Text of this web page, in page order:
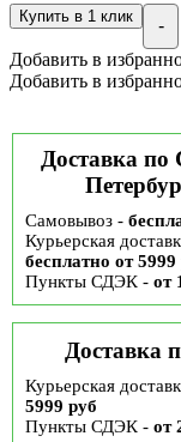
-
Купить в 1 клик
Добавить в
Добавить в
Доставка по
Самовывоз -
Курьерская
бесплатно от 5999
Пункты СДЭК - от
Доставка
Курьерская
5999 руб
Пункты СДЭК - от